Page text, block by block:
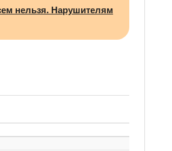
нельзя. Нарушителям